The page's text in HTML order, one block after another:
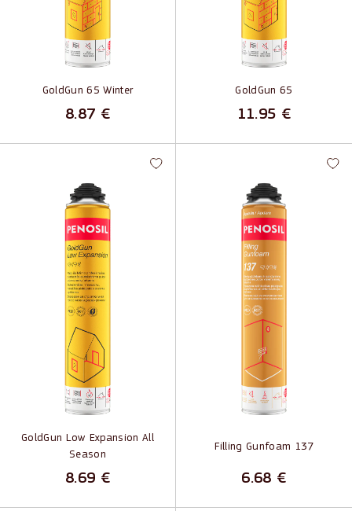
GoldGun 65 Winter
8.87 €
GoldGun 65
11.95 €
GoldGun Low Expansion All
Season
8.69 €
Filling Gunfoam 137
6.68 €